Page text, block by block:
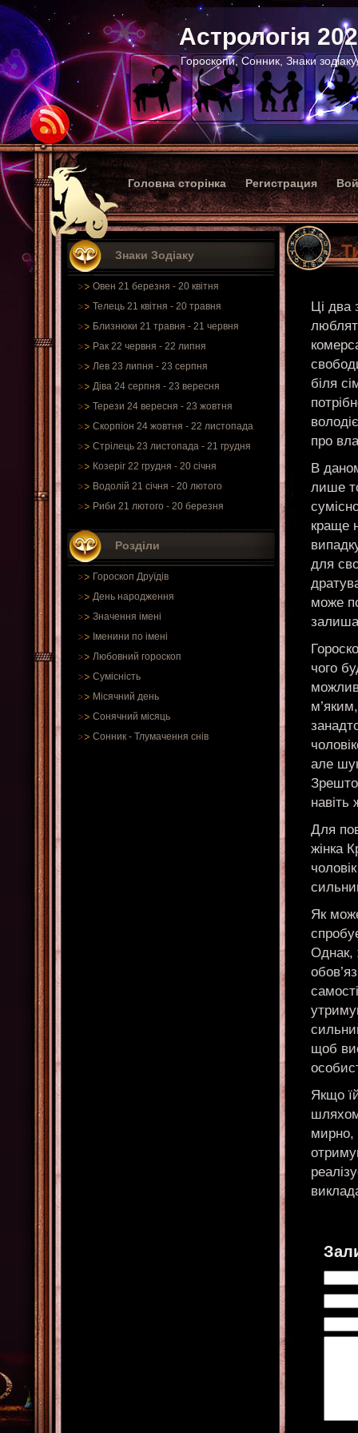
Астрологія
Гороскопи, Сонник, Знаки
Головна сторінка Регистрация
Знаки Зодіаку
Овен 21 березня - 20 квітня
Телець 21 квітня - 20 травня
Близнюки 21 травня - 21 червня
Рак 22 червня - 22 липня
Лев 23 липня - 23 серпня
Діва 24 серпня - 23 вересня
Терези 24 вересня - 23 жовтня
Скорпіон 24 жовтня - 22 листопада
Стрілець 23 листопада - 21 грудня
Козеріг 22 грудня - 20 січня
Водолій 21 січня - 20 лютого
Риби 21 лютого - 20 березня
Розділи
Гороскоп Друїдів
День народження
Значення імені
Іменини по імені
Любовний гороскоп
Сумісність
Місячний день
Сонячний місяць
Сонник - Тлумачення снів
Ці два
біля
про
В
лише
краще
для
може
чого
але
навіть
Для
жінка
Як
Однак,
щоб
Якщо
мирно,